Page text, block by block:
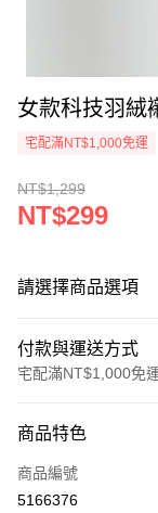
女款科技羽絨
宅配滿NT$1,000免運
NT$1,299
NT$299
請選擇商品選項
付款與運送方式
宅配滿NT$1,000免
信用卡一次付款
LINE Pay
商品特色
商品編號
5166376